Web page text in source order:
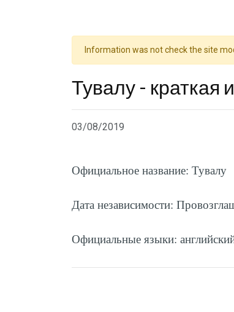
Information was not check the site
Тувалу -
03/08/2019
Официальное название: Тувалу
Дата независимости:
Официальные языки: